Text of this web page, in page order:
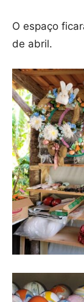
O espaço
de abril.